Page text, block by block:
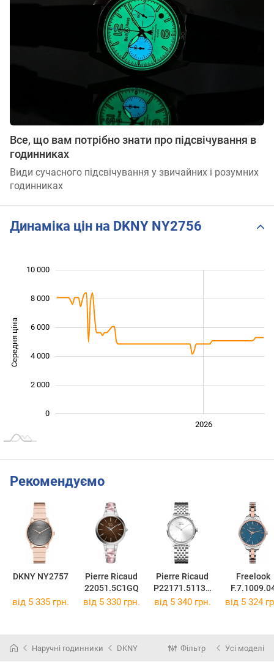
Все, що вам потрібно знати про підсвічування в
годинниках
Види сучасного підсвічування у звичайних і розумних
годинниках
Динаміка цін на DKNY NY2756
Середня ціна
0
2 000
4 000
6 000
8 000
10 000
2026
Рекомендуємо
DKNY NY2757
Pierre Ricaud
22051.5C1GQ
Pierre Ricaud
P22171.5113Q
Z
Freelook
від 5 335 грн. від 5 330 грн. від 5 340 грн. від 5 324
Наручні годинники DKNY Фільтр Усі моделі